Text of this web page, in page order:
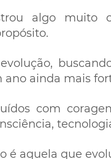
algo muito
ainda mais
com
é aquela que